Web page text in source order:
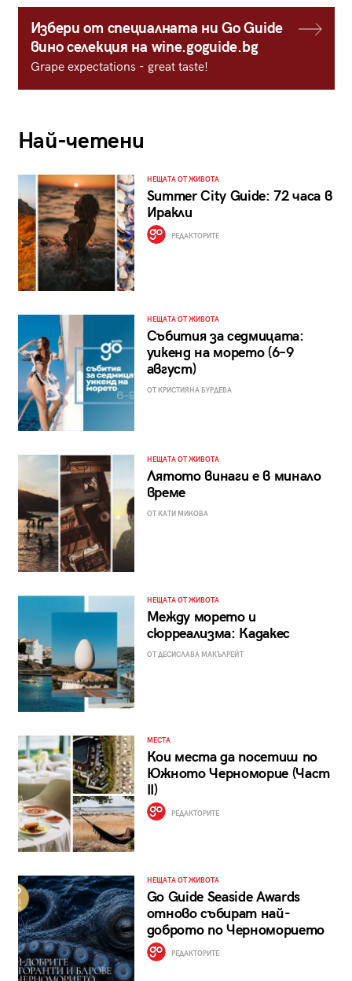
Избери от специалната ни Go Guide
вино селекция на wine.goguide.bg
Grape expectations - great taste!
Най-четени
НЕЩАТА ОТ ЖИВОТА
Summer City Guide: 72 часа в
Иракли
РЕДАКТОРИТЕ
НЕЩАТА ОТ ЖИВОТА
Събития за седмицата:
уикенд на морето (6–9
август)
ОТ КРИСТИЯНА БУРДЕВА
НЕЩАТА ОТ ЖИВОТА
Лятото винаги е в минало
време
ОТ КАТИ МИКОВА
НЕЩАТА ОТ ЖИВОТА
Между морето и
сюрреализма: Кадакес
ОТ ДЕСИСЛАВА МАКЪЛРЕЙТ
МЕСТА
Кои места да посетиш по
Южното Черноморие (Част
II)
РЕДАКТОРИТЕ
НЕЩАТА ОТ ЖИВОТА
Go Guide Seaside Awards
отново събират най-
доброто по Черноморието
РЕДАКТОРИТЕ